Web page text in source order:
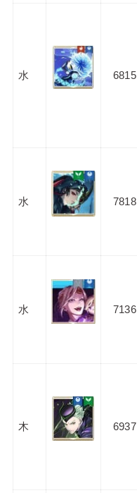
水 6815
水 7818
水 7136
木 6937